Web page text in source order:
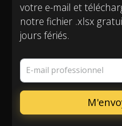
votre e-mail et
notre fichier .xlsx
jours fériés.
E-mail professionnel